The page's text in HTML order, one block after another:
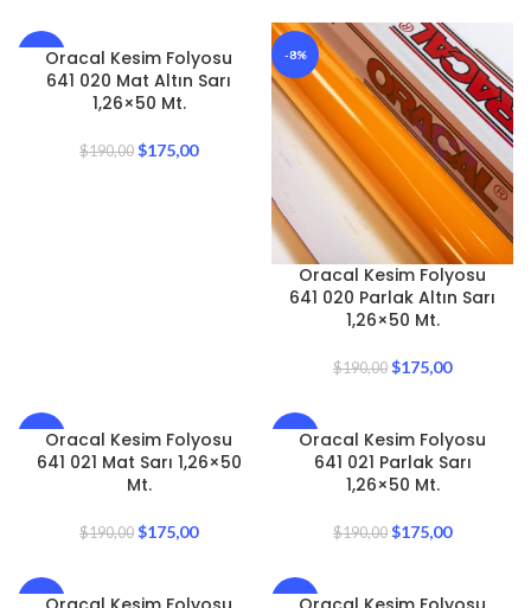
-8%Oracal Kesim Folyosu
641 020 Mat Altın Sarı
1,26×50 Mt.
$190,00 $175,00
-8%
Oracal Kesim Folyosu
641 020 Parlak Altın Sarı
1,26×50 Mt.
$190,00 $175,00
-8%Oracal Kesim Folyosu
641 021 Mat Sarı 1,26×50
Mt.
$190,00 $175,00
-8%Oracal Kesim Folyosu
641 021 Parlak Sarı
1,26×50 Mt.
$190,00 $175,00
-8% -8%